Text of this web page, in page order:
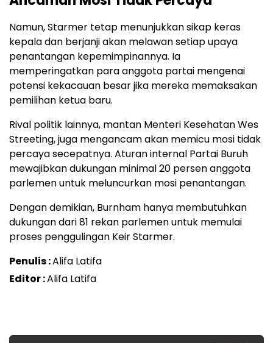
Namun, Starmer tetap menunjukkan sikap keras
kepala dan berjanji akan melawan setiap upaya
penantangan kepemimpinannya. Ia
memperingatkan para anggota partai mengenai
potensi kekacauan besar jika mereka memaksakan
pemilihan ketua baru.
Rival politik lainnya, mantan Menteri Kesehatan Wes
Streeting, juga mengancam akan memicu mosi tidak
percaya secepatnya. Aturan internal Partai Buruh
mewajibkan dukungan minimal 20 persen anggota
parlemen untuk meluncurkan mosi penantangan.
Dengan demikian, Burnham hanya membutuhkan
dukungan dari 81 rekan parlemen untuk memulai
proses penggulingan Keir Starmer.
Penulis :Alifa Latifa
Editor :Alifa Latifa